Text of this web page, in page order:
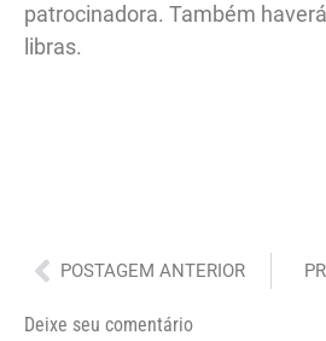
patrocinadora. Também
libras.
Anterior
POSTAGEM ANTERIOR
Deixe seu comentário